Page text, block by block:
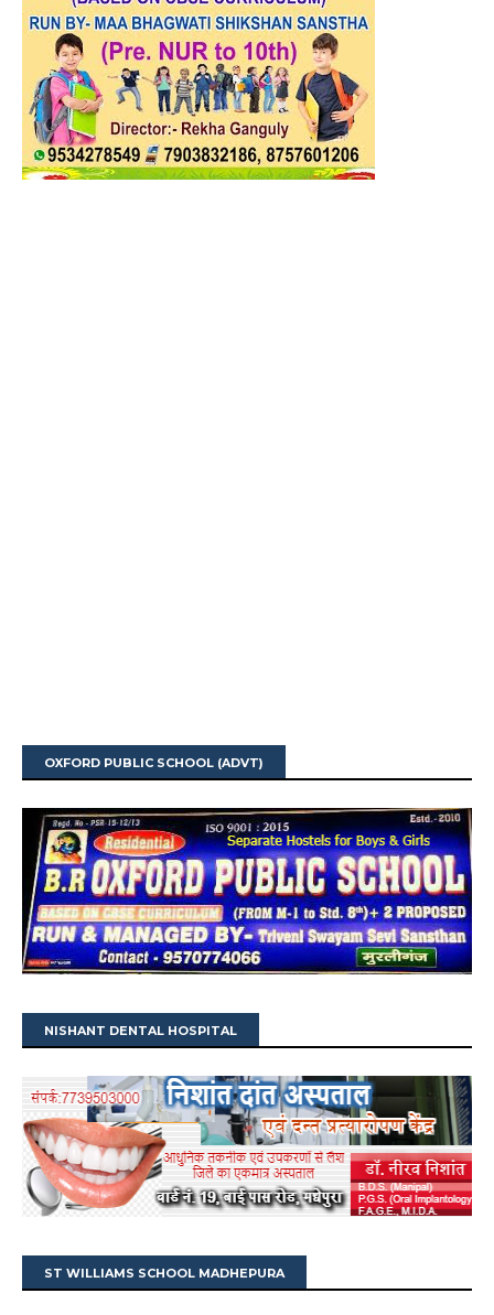
OXFORD PUBLIC SCHOOL (ADVT)
NISHANT DENTAL HOSPITAL
ST WILLIAMS SCHOOL MADHEPURA